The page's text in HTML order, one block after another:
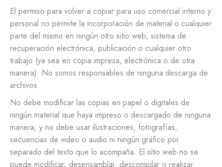
El permiso para volver a copiar para uso comercial interno y
personal no permite la incorporación de material o cualquier
parte del mismo en ningún otro sitio web, sistema de
recuperación electrónica, publicación o cualquier otro
trabajo (ya sea en copia impresa, electrónica o de otra
manera). No somos responsables de ninguna descarga de
archivos.
No debe modificar las copias en papel o digitales de
ningún material que haya impreso o descargado de ninguna
manera, y no debe usar ilustraciones, fotografías,
secuencias de video o audio ni ningún gráfico por
separado del texto que lo acompaña. El sitio web no se
puede modificar, desensamblar, descompilar o realizar